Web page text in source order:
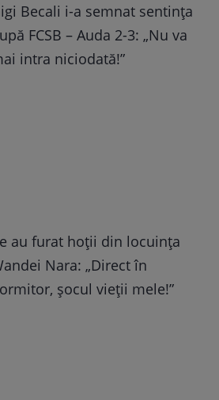
Becali i-a semnat sentința
FCSB – Auda 2-3: „Nu va
intra niciodată!”
au furat hoții din locuința
Nara: „Direct în
șocul vieții mele!”